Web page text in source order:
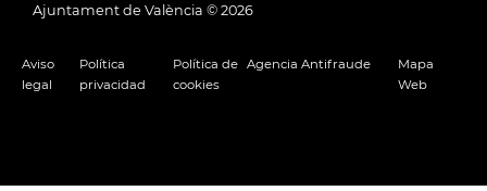
Ajuntament de València © 2026
Aviso
legal
Política
privacidad
Política de
cookies
Agencia Antifraude
Mapa
Web